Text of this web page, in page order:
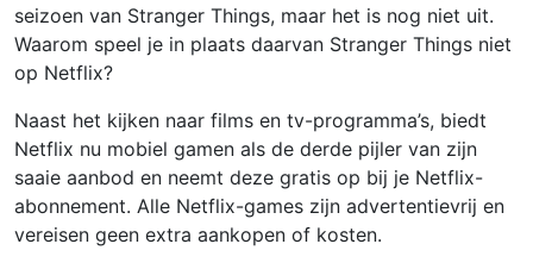
seizoen van Stranger Things, maar het is nog niet uit.
Waarom speel je in plaats daarvan Stranger Things niet
op Netflix?
Naast het kijken naar films en tv-programma’s, biedt
Netflix nu mobiel gamen als de derde pijler van zijn
saaie aanbod en neemt deze gratis op bij je Netflix-
abonnement. Alle Netflix-games zijn advertentievrij en
vereisen geen extra aankopen of kosten.